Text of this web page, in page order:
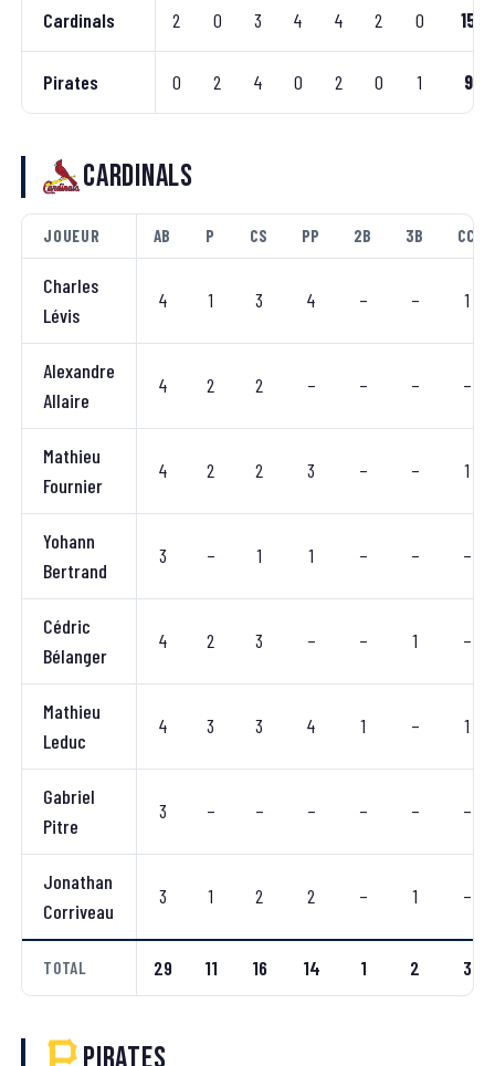
Cardinals 2 0 3 4 4 2 0 15
Pirates 0 2 4 0 2 0 1 9
Cardinals
JOUEUR AB P CS PP 2B 3B CC
Charles
Lévis
4 1 3 4 – – 1
Alexandre
Allaire
4 2 2 – – – –
Mathieu
Fournier
4 2 2 3 – – 1
Yohann
Bertrand
3 – 1 1 – – –
Cédric
Bélanger
4 2 3 – – 1 –
Mathieu
Leduc
4 3 3 4 1 – 1
Gabriel
Pitre
3 – – – – – –
Jonathan
Corriveau
3 1 2 2 – 1 –
TOTAL 29 11 16 14 1 2 3